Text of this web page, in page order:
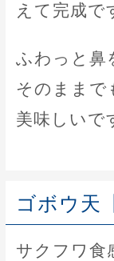
えて完成で
ふわっと鼻
そのままで
美味しいで
ゴボウ天
サクフワ食